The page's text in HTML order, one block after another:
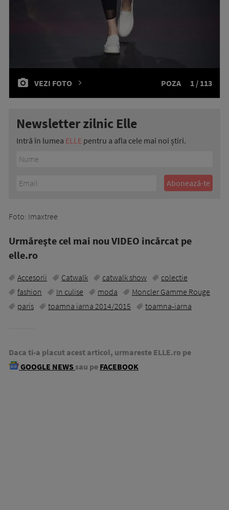
VEZI FOTO POZA 1 / 113
Newsletter zilnic Elle
Intră în lumea ELLE pentru a afla cele mai noi știri.
Foto: Imaxtree
Urmăreşte cel mai nou VIDEO incărcat pe
elle.ro
Accesorii Catwalk catwalk show
colectie
fashion
In culise moda
Moncler Gamme Rouge
paris
toamna iarna 2014/2015 toamna-iarna
Daca ti-a placut acest articol, urmareste ELLE.ro pe
GOOGLE NEWS sau pe FACEBOOK